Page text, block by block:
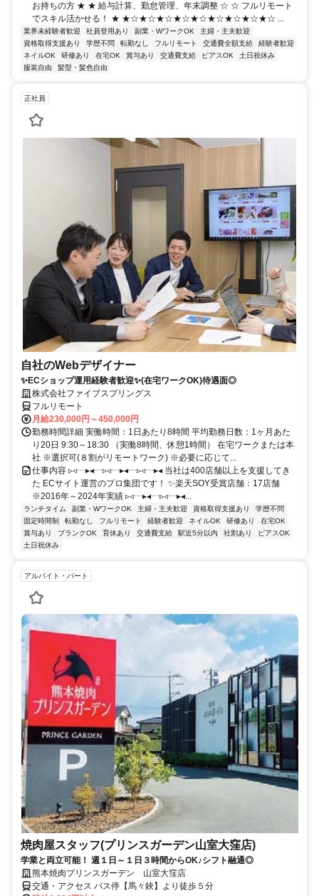
お持ちの方 ★ ★ 給与計算、勤怠管理、年末調整 ☆ ☆ フルリモート
でスキル活かせる！ ★ ★☆★☆★☆★☆★☆★☆★☆★☆★☆ ...
業界未経験者歓迎 社員登用あり 副業・WワークOK
主婦・主夫歓迎
資格取得支援あり
学歴不問 転勤なし フルリモート 交通費全額支給
経験者歓迎
ネイルOK
研修あり 在宅OK 賞与あり 交通費支給 ピアスOK
土日祝休み
服装自由
髪型・髪色自由
正社員
自社のWebデザイナー
✨ECショップ運用経験者歓迎✨(在宅ワークOK)待遇面◎
株式会社ファイブスプリングス
フルリモート
月給230,000円～450,000円
勤務時間詳細 実働時間：1日あたり8時間 平均勤務日数：1ヶ月あた
り20日 9:30～18:30 （実働8時間、休憩1時間） 在宅ワークまたは本
社 ※選択可(８割がリモートワーク) ※必要に応じて...
仕事内容 ▹◃┄▸◂┄▹◃┄▸◂┄▹◃┄▸◂ 当社は400店舗以上を支援してき
た ECサイト運営のプロ集団です！ ✨楽天SOY受賞店舗：17店舗
※2016年～2024年実績 ▹◃┄▸◂┄▹◃┄▸◂...
ランチタイム 副業・WワークOK 主婦・主夫歓迎 資格取得支援あり
学歴不問
固定時間制
転勤なし フルリモート 経験者歓迎 ネイルOK 研修あり
在宅OK
賞与あり
ブランクOK 育休あり 交通費支給 駅近5分以内 社割あり
ピアスOK
土日祝休み
アルバイト・パート
焼肉屋スタッフ(プリンスガーデン山室大窪店)
学業と両立可能！ 週１日～１日３時間からOK♪シフト融通◎
熊本焼肉プリンスガーデン 山室大窪店
交通・アクセス バス停【馬々鋏】より徒歩５分